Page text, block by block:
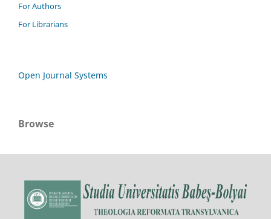
For Authors
For Librarians
Open Journal Systems
Browse